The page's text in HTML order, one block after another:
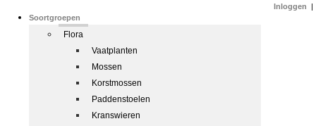
Soortgroepen
Flora
Vaatplanten
Mossen
Korstmossen
Paddenstoelen
Kranswieren
Inloggen |